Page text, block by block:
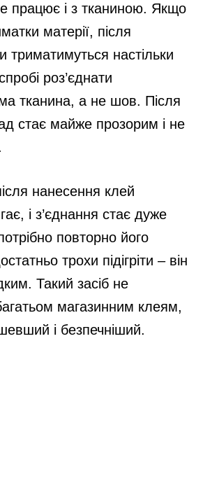
працює і з тканиною. Якщо
матерії, після
триматимуться настільки
роз’єднати
тканина, а не шов. Після
стає майже прозорим і не
нанесення клей
і з’єднання стає дуже
повторно його
трохи підігріти – він
Такий засіб не
магазинним клеям,
і безпечніший.